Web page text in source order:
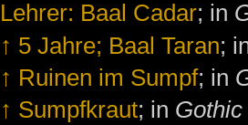
Lehrer: Baal Cadar; in
↑ 5 Jahre; Baal Taran;
↑ Ruinen im Sumpf; in
↑ Sumpfkraut; in